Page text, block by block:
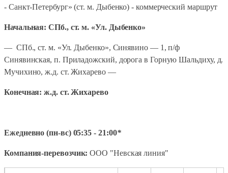
- Санкт-Петербург» (ст. м. Дыбенко) - коммерческий маршрут
Начальная: СПб., ст. м. «Ул. Дыбенко»
— СПб., ст. м. «Ул. Дыбенко», Синявино — 1, п/ф
Синявинская, п. Приладожский, дорога в Горную Шальдиху, д.
Мучихино, ж.д. ст. Жихарево —
Конечная: ж.д. ст. Жихарево
Ежедневно (пн-вс) 05:35 - 21:00*
Компания-перевозчик:ООО "Невская линия"